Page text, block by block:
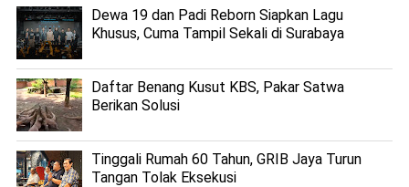
Dewa 19 dan Padi Reborn Siapkan Lagu
Khusus, Cuma Tampil Sekali di Surabaya
Daftar Benang Kusut KBS, Pakar Satwa
Berikan Solusi
Tinggali Rumah 60 Tahun, GRIB Jaya Turun
Tangan Tolak Eksekusi